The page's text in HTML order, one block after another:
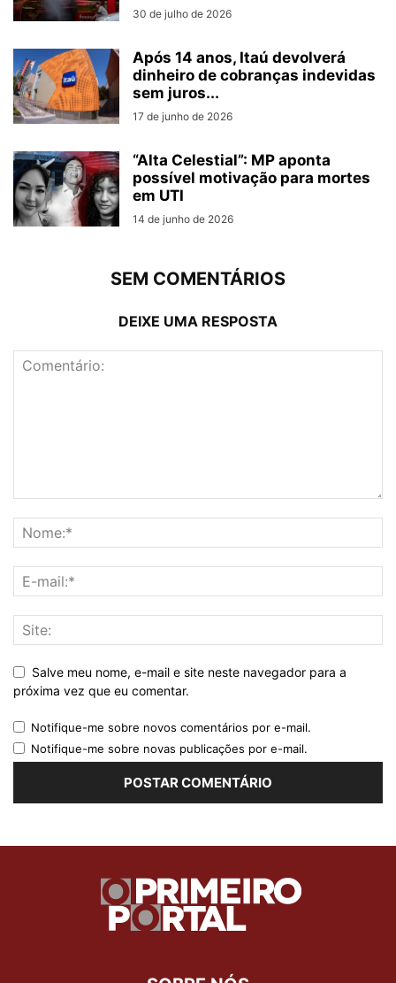
30 de julho de 2026
Após 14 anos, Itaú devolverá
dinheiro de cobranças indevidas
sem juros...
17 de junho de 2026
“Alta Celestial”: MP aponta
possível motivação para mortes
em UTI
14 de junho de 2026
SEM COMENTÁRIOS
DEIXE UMA RESPOSTA
Salve meu nome, e-mail e site neste navegador para a
próxima vez que eu comentar.
Notifique-me sobre novos comentários por e-mail.
Notifique-me sobre novas publicações por e-mail.